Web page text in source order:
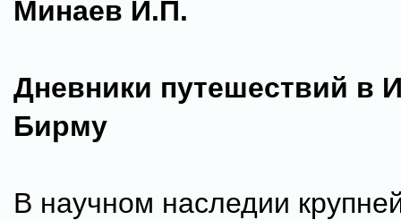
Минаев И.П.
Дневники путешествий в
Бирму
В научном наследии